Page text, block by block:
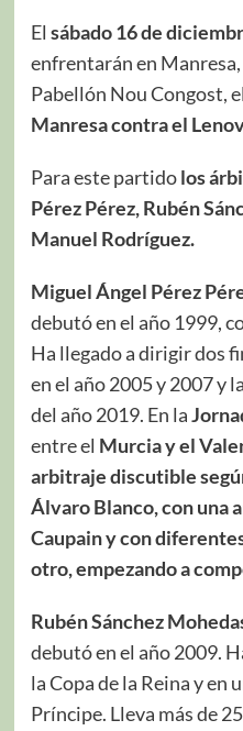
El sábado 16 de
enfrentarán en
Pabellón Nou Congost,
Manresa contra el
Para este partidolos
Pérez Pérez, Rubén
Manuel Rodríguez.
Miguel Ángel Pérez
debutó en el año 1999,
Ha llegado a dirigir dos
en el año 2005 y 2007 y
del año 2019. En la
entre el Murcia y el
arbitraje discutible
Álvaro Blanco, con una
Caupain y con
otro, empezando a
Rubén Sánchez
debutó en el año 2009.
la Copa de la Reina y en
Príncipe. Lleva más de